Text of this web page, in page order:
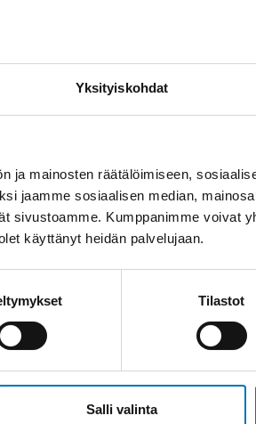
Yksityiskohdat
ja mainosten räätälöimiseen,
jaamme sosiaalisen median,
sivustoamme. Kumppanimme voivat
käyttänyt heidän palvelujaan.
Tilastot
Salli valinta
meidän
auttaa.
Tiedonsiirtokaapeli
ELITRONIC-CY LIYCY
12X1,5